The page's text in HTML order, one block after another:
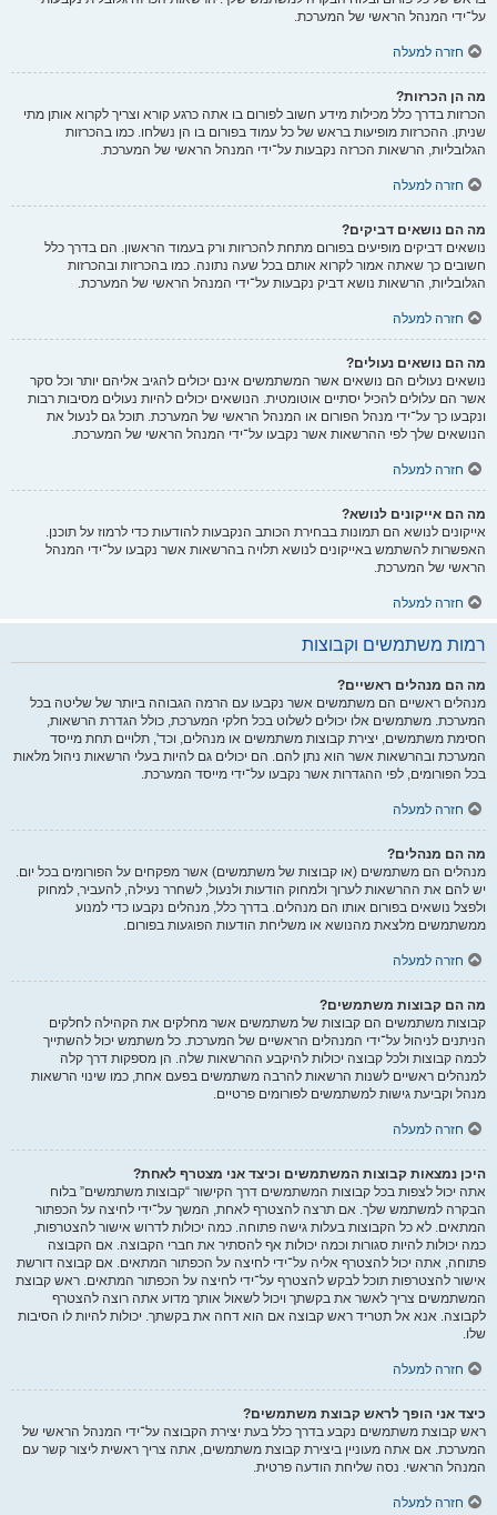
על־ידי המנהל הראשי של המערכת.
חזרה למעלה
מה הן הכרזות?
הכרזות בדרך כלל מכילות מידע חשוב לפורום בו אתה כרגע קורא וצריך לקרוא אותן מתי
שניתן. ההכרזות מופיעות בראש של כל עמוד בפורום בו הן נשלחו. כמו בהכרזות
הגלובליות, הרשאות הכרזה נקבעות על־ידי המנהל הראשי של המערכת.
חזרה למעלה
מה הם נושאים דביקים?
נושאים דביקים מופיעים בפורום מתחת להכרזות ורק בעמוד הראשון. הם בדרך כלל
חשובים כך שאתה אמור לקרוא אותם בכל שעה נתונה. כמו בהכרזות ובהכרזות
הגלובליות, הרשאות נושא דביק נקבעות על־ידי המנהל הראשי של המערכת.
חזרה למעלה
מה הם נושאים נעולים?
נושאים נעולים הם נושאים אשר המשתמשים אינם יכולים להגיב אליהם יותר וכל סקר
אשר הם עלולים להכיל יסתיים אוטומטית. הנושאים יכולים להיות נעולים מסיבות רבות
ונקבעו כך על־ידי מנהל הפורום או המנהל הראשי של המערכת. תוכל גם לנעול את
הנושאים שלך לפי ההרשאות אשר נקבעו על־ידי המנהל הראשי של המערכת.
חזרה למעלה
מה הם אייקונים לנושא?
אייקונים לנושא הם תמונות בבחירת הכותב הנקבעות להודעות כדי לרמוז על תוכנן.
האפשרות להשתמש באייקונים לנושא תלויה בהרשאות אשר נקבעו על־ידי המנהל
הראשי של המערכת.
חזרה למעלה
רמות משתמשים וקבוצות
מה הם מנהלים ראשיים?
מנהלים ראשיים הם משתמשים אשר נקבעו עם הרמה הגבוהה ביותר של שליטה בכל
המערכת. משתמשים אלו יכולים לשלוט בכל חלקי המערכת, כולל הגדרת הרשאות,
חסימת משתמשים, יצירת קבוצות משתמשים או מנהלים, וכד', תלויים תחת מייסד
המערכת ובהרשאות אשר הוא נתן להם. הם יכולים גם להיות בעלי הרשאות ניהול מלאות
בכל הפורומים, לפי ההגדרות אשר נקבעו על־ידי מייסד המערכת.
חזרה למעלה
מה הם מנהלים?
מנהלים הם משתמשים (או קבוצות של משתמשים) אשר מפקחים על הפורומים בכל יום.
יש להם את ההרשאות לערוך ולמחוק הודעות ולנעול, לשחרר נעילה, להעביר, למחוק
ולפצל נושאים בפורום אותו הם מנהלים. בדרך כלל, מנהלים נקבעו כדי למנוע
ממשתמשים מלצאת מהנושא או משליחת הודעות הפוגעות בפורום.
חזרה למעלה
מה הם קבוצות משתמשים?
קבוצות משתמשים הם קבוצות של משתמשים אשר מחלקים את הקהילה לחלקים
הניתנים לניהול על־ידי המנהלים הראשיים של המערכת. כל משתמש יכול להשתייך
לכמה קבוצות ולכל קבוצה יכולות להיקבע ההרשאות שלה. הן מספקות דרך קלה
למנהלים ראשיים לשנות הרשאות להרבה משתמשים בפעם אחת, כמו שינוי הרשאות
מנהל וקביעת גישות למשתמשים לפורומים פרטיים.
חזרה למעלה
היכן נמצאות קבוצות המשתמשים וכיצד אני מצטרף לאחת?
אתה יכול לצפות בכל קבוצות המשתמשים דרך הקישור “קבוצות משתמשים” בלוח
הבקרה למשתמש שלך. אם תרצה להצטרף לאחת, המשך על־ידי לחיצה על הכפתור
המתאים. לא כל הקבוצות בעלות גישה פתוחה. כמה יכולות לדרוש אישור להצטרפות,
כמה יכולות להיות סגורות וכמה יכולות אף להסתיר את חברי הקבוצה. אם הקבוצה
פתוחה, אתה יכול להצטרף אליה על־ידי לחיצה על הכפתור המתאים. אם קבוצה דורשת
אישור להצטרפות תוכל לבקש להצטרף על־ידי לחיצה על הכפתור המתאים. ראש קבוצת
המשתמשים צריך לאשר את בקשתך ויכול לשאול אותך מדוע אתה רוצה להצטרף
לקבוצה. אנא אל תטריד ראש קבוצה אם הוא דחה את בקשתך. יכולות להיות לו הסיבות
שלו.
חזרה למעלה
כיצד אני הופך לראש קבוצת משתמשים?
ראש קבוצת משתמשים נקבע בדרך כלל בעת יצירת הקבוצה על־ידי המנהל הראשי של
המערכת. אם אתה מעוניין ביצירת קבוצת משתמשים, אתה צריך ראשית ליצור קשר עם
המנהל הראשי. נסה שליחת הודעה פרטית.
חזרה למעלה